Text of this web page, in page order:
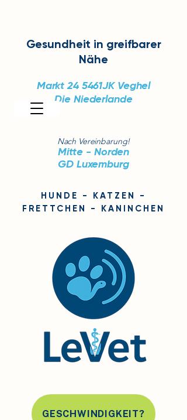
Nach Vereinbarung!
Mitte - Norden
GD Luxemburg
Gesundheit in greifbarer
Nähe
HUNDE - KATZEN -
FRETTCHEN - KANINCHEN
Markt 24 5461JK Veghel
Die Niederlande
GESCHWINDIGKEIT?